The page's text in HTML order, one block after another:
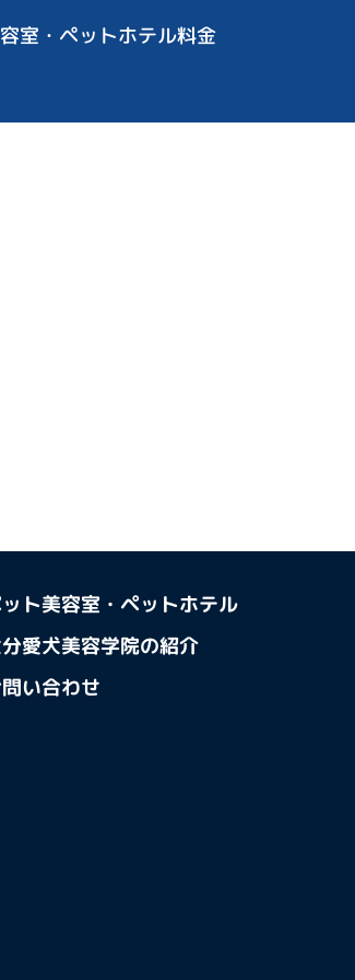
室・ペットホテル料金
ト美容室・ペットホテル
愛犬美容学院の紹介
い合わせ